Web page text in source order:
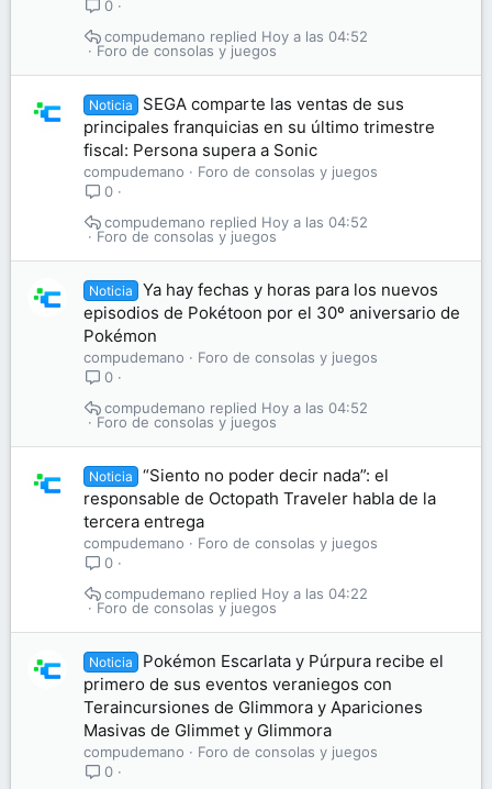
0
Foro de consolas y juegos
Hoy a las 04:52
compudemano
Noticia
SEGA comparte las ventas de sus
principales franquicias en su último trimestre
fiscal: Persona supera a Sonic
compudemano
Foro de consolas y juegos
0
Foro de consolas y juegos
Hoy a las 04:52
compudemano
Noticia
Ya hay fechas y horas para los nuevos
episodios de Pokétoon por el 30º aniversario de
Pokémon
compudemano
Foro de consolas y juegos
0
Foro de consolas y juegos
Hoy a las 04:52
compudemano
Noticia
“Siento no poder decir nada”: el
responsable de Octopath Traveler habla de la
tercera entrega
compudemano
Foro de consolas y juegos
0
Foro de consolas y juegos
Hoy a las 04:22
compudemano
Noticia
Pokémon Escarlata y Púrpura recibe el
primero de sus eventos veraniegos con
Teraincursiones de Glimmora y Apariciones
Masivas de Glimmet y Glimmora
compudemano
Foro de consolas y juegos
0